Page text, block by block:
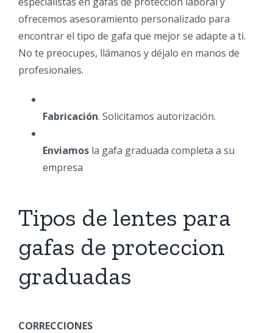
ofrecemos asesoramiento personalizado para
encontrar el tipo de gafa que mejor se adapte a ti.
No te preocupes, llámanos y déjalo en manos de
profesionales.
Fabricación. Solicitamos autorización.
Enviamosla gafa graduada completa a su
empresa
Tipos de lentes para
gafas de proteccion
graduadas
CORRECCIONES